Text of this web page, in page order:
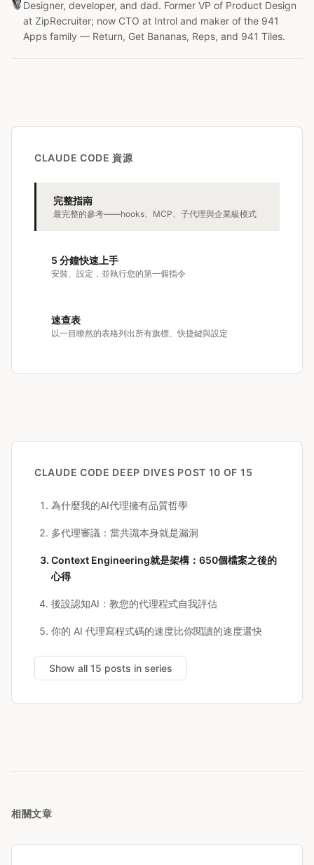
Designer, developer, and dad. Former VP of Product Design
at ZipRecruiter; now CTO at Introl and maker of the 941
Apps family — Return, Get Bananas, Reps, and 941 Tiles.
CLAUDE CODE 資源
完整指南
最完整的參考——hooks、MCP、子代理與企業級模式
5 分鐘快速上手
安裝、設定，並執行您的第一個指令
速查表
以一目瞭然的表格列出所有旗標、快捷鍵與設定
CLAUDE CODE DEEP DIVES POST 10 OF 15
為什麼我的AI代理擁有品質哲學
多代理審議：當共識本身就是漏洞
Context Engineering就是架構：650個檔案之後的
心得
後設認知AI：教您的代理程式自我評估
你的 AI 代理寫程式碼的速度比你閱讀的速度還快
Show all 15 posts in series
相關文章